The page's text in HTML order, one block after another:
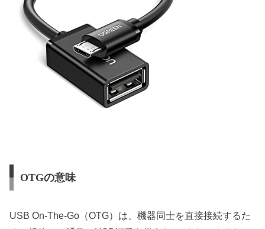
OTGの意味
USB On-The-Go（OTG）は、機器同士を直接接続するた